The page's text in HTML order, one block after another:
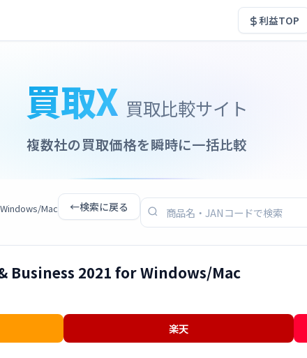
利益TOP
買取X 買取比較サイト
複数社の買取価格を瞬時に一括比較
Mac ←検索に戻る
Business 2021 for Windows/Mac
楽天